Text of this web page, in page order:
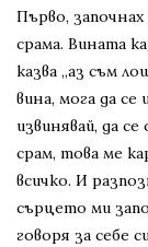
Първо,
срама. Вината
казва „аз съм
вина, мога да се
извинявай, да
срам, това ме
всичко. И
сърцето ми
говоря за себе